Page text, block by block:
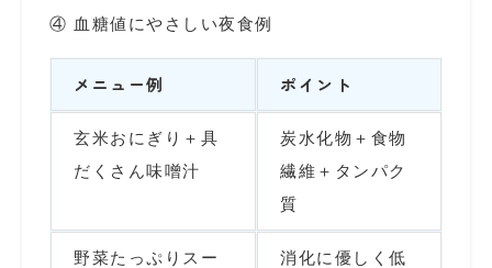
④ 血糖値にやさしい夜食例
メニュー例 ポイント
玄米おにぎり＋具
だくさん味噌汁
炭水化物＋食物
繊維＋タンパク
質
野菜たっぷりスー
消化に優しく低